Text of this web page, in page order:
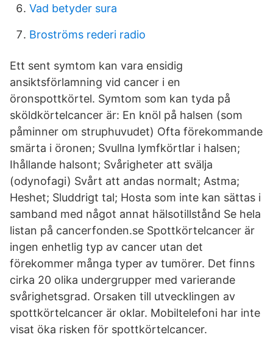
Vad betyder sura
Broströms rederi radio
Ett sent symtom kan vara ensidig
ansiktsförlamning vid cancer i en
öronspottkörtel. Symtom som kan tyda på
sköldkörtelcancer är: En knöl på halsen (som
påminner om struphuvudet) Ofta förekommande
smärta i öronen; Svullna lymfkörtlar i halsen;
Ihållande halsont; Svårigheter att svälja
(odynofagi) Svårt att andas normalt; Astma;
Heshet; Sluddrigt tal; Hosta som inte kan sättas i
samband med något annat hälsotillstånd Se hela
listan på cancerfonden.se Spottkörtelcancer är
ingen enhetlig typ av cancer utan det
förekommer många typer av tumörer. Det finns
cirka 20 olika undergrupper med varierande
svårighetsgrad. Orsaken till utvecklingen av
spottkörtelcancer är oklar. Mobiltelefoni har inte
visat öka risken för spottkörtelcancer.